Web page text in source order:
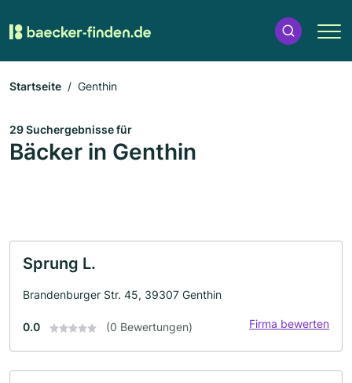
Startseite Genthin
29 Suchergebnisse für
Bäcker in Genthin
Sprung L.
Brandenburger Str. 45, 39307 Genthin
0.0 (0 Bewertungen) Firma bewerten